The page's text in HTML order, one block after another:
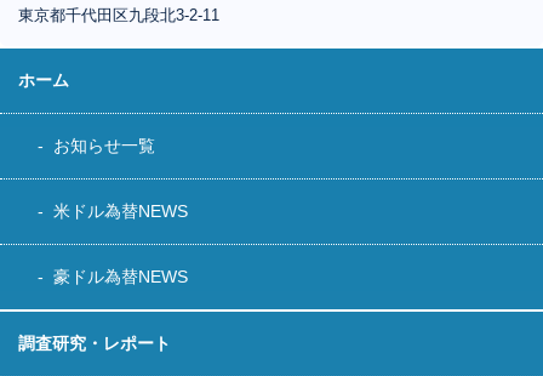
東京都千代田区九段北3-2-11
ホーム
お知らせ一覧
米ドル為替NEWS
豪ドル為替NEWS
調査研究・レポート